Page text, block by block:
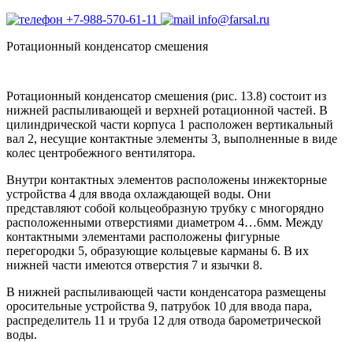
+7-988-570-61-11
info@farsal.ru
Ротационный конденсатор смешения
Ротационный конденсатор смешения (рис. 13.8) состоит из
нижней распыливающей и верхней ротационной частей. В
цилиндрической части корпуса 1 расположен вертикальный
вал 2, несущие контактные элементы 3, выполненные в виде
колес центробежного вентилятора.
Внутри контактных элементов расположены инжекторные
устройства 4 для ввода охлаждающей воды. Они
представляют собой кольцеобразную трубку с многорядно
расположенными отверстиями диаметром 4…6мм. Между
контактными элементами расположены фигурные
перегородки 5, образующие кольцевые карманы 6. В их
нижней части имеются отверстия 7 и язычки 8.
В нижней распыливающей части конденсатора размещены
оросительные устройства 9, патрубок 10 для ввода пара,
распределитель 11 и труба 12 для отвода барометрической
воды.